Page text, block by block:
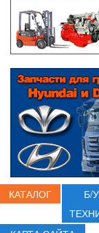
КАТАЛОГ
Б/У